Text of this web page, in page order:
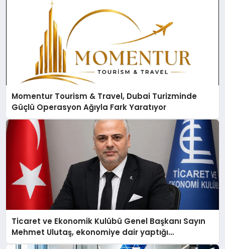
Momentur Tourism & Travel, Dubai Turizminde
Güçlü Operasyon Ağıyla Fark Yaratıyor
Ticaret ve Ekonomik Kulübü Genel Başkanı Sayın
Mehmet Ulutaş, ekonomiye dair yaptığı
açıklamada şunları kaydetti: